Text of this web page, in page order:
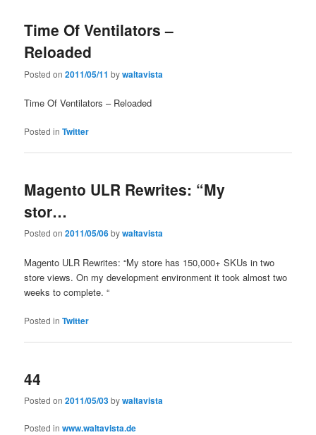
Time Of Ventilators –
Reloaded
Posted on2011/05/11 bywaltavista
Time Of Ventilators – Reloaded
Posted in Twitter
Magento ULR Rewrites: “My
stor…
Posted on2011/05/06bywaltavista
Magento ULR Rewrites: “My store has 150,000+ SKUs in two
store views. On my development environment it took almost two
weeks to complete. “
Posted in Twitter
44
Posted on2011/05/03bywaltavista
Posted in www.waltavista.de